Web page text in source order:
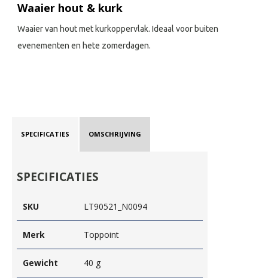
Waaier hout & kurk
Waaier van hout met kurkoppervlak. Ideaal voor buiten
evenementen en hete zomerdagen.
SPECIFICATIES OMSCHRIJVING
SPECIFICATIES
SKU LT90521_N0094
Merk Toppoint
Gewicht 40 g